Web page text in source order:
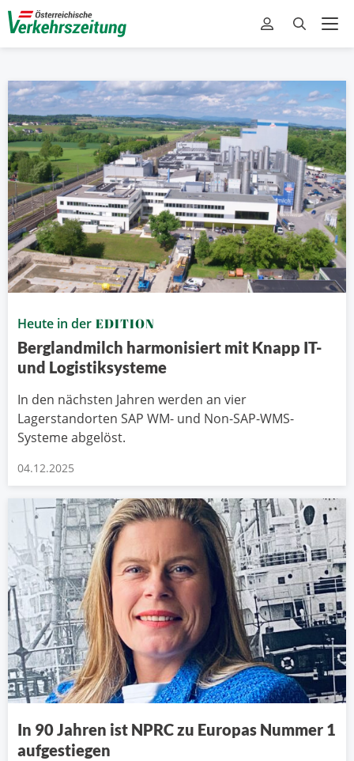
Heute in der EDITION
Berglandmilch harmonisiert mit Knapp IT-
und Logistiksysteme
In den nächsten Jahren werden an vier
Lagerstandorten SAP WM- und Non-SAP-WMS-
Systeme abgelöst.
04.12.2025
In 90 Jahren ist NPRC zu Europas Nummer 1
aufgestiegen